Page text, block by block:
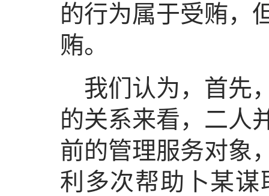
的行为属于受贿，
贿。
我们认为，首先
的关系来看，二人
前的管理服务对象
利多次帮助卜某